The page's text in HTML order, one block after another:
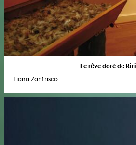
Le rêve doré de Riri
Liana Zanfrisco